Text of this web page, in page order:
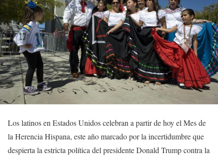
Los latinos en Estados Unidos celebran a partir de hoy el Mes de
la Herencia Hispana, este año marcado por la incertidumbre que
despierta la estricta política del presidente Donald Trump contra la